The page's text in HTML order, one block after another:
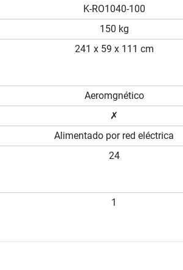
K-RO1040-100
150 kg
241 x 59 x 111 cm
Aeromgnético
✗
Alimentado por red eléctrica
24
1